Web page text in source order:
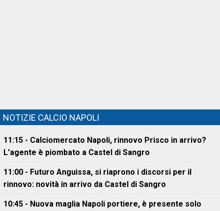
NOTIZIE CALCIO NAPOLI
11:15 - Calciomercato Napoli, rinnovo Prisco in arrivo?
L'agente è piombato a Castel di Sangro
11:00 - Futuro Anguissa, si riaprono i discorsi per il
rinnovo: novità in arrivo da Castel di Sangro
10:45 - Nuova maglia Napoli portiere, è presente solo